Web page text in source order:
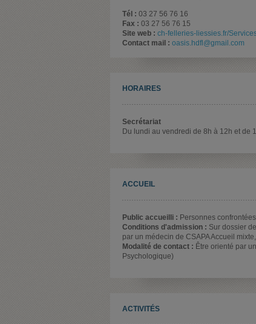
Tél : 03 27 56 76 16
Fax : 03 27 56 76 15
Site web : ch-felleries-liessies.fr/
Contact mail : oasis.hdfl@gmail.com
HORAIRES
Secrétariat
Du lundi au vendredi de 8h à 12h et de
ACCUEIL
Public accueilli : Personnes
Conditions d'admission : Sur dossier
par un médecin de CSAPA Accueil
Modalité de contact : Être orienté par
Psychologique)
ACTIVITÉS